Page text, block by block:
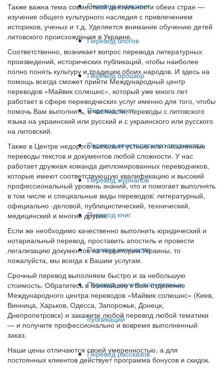
Перевод аудиокниг
Перевод блогов
Перевод брошюр
Перевод газет
Перевод эпистолярного творчества
Перевод журналов
Перевод книг
Перевод мемуаров
Перевод научно-популярных
публикаций
Перевод рассказов
Также важна тема совместной деятельности обеих стран —
изучение общего культурного наследия с привлечением
историков, ученых и т.д. Уделяется внимание обучению детей
литовского происхождения в Украине.
Соответственно, возникает вопрос перевода литературных
произведений, исторических публикаций, чтобы наиболее
полно понять культуру и традиции обоих народов. И здесь на
помощь всегда сможет прийти Международный центр
переводов «Майвик солюшнс», который уже много лет
работает в сфере переводческих услуг именно для того, чтобы
помочь Вам выполнить, в частности, переводы с литовского
языка на украинский или русский и с украинского или русского
на литовский.
Также в Центре недорого выполнят устные или письменные
переводы текстов и документов любой сложности. У нас
работает дружная команда дипломированных переводчиков,
которые имеют соответствующую квалификацию и высокий
профессиональный уровень знаний, что и помогает выполнять
в том числе и специальные виды переводов: литературный,
официально -деловой, публицистический, технический,
медицинский и многие другие.
Если же необходимо качественно выполнить юридический и
нотариальный перевод, проставить апостиль и провести
легализацию документов на территории Украины, то
пожалуйста, мы всегда к Вашим услугам.
Срочный перевод выполняем быстро и за небольшую
стоимость. Обратитесь в ближайшее к Вам отделение
Международного центра переводов «Майвик солюшнс» (Киев,
Винница, Харьков, Одесса, Запорожье, Донецк,
Днепропетровск) и закажите любой перевод любой тематики
— и получите профессионально и вовремя выполненный
заказ.
Наши цены отличаются своей умеренностью, а для
постоянных клиентов действует программа бонусов и скидок.